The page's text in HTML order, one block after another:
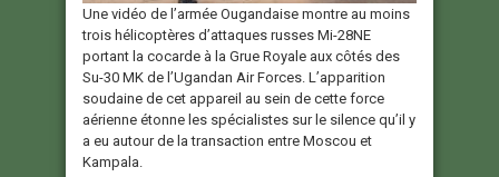
Une vidéo de l’armée Ougandaise montre au moins
trois hélicoptères d’attaques russes Mi-28NE
portant la cocarde à la Grue Royale aux côtés des
Su-30 MK de l’Ugandan Air Forces. L’apparition
soudaine de cet appareil au sein de cette force
aérienne étonne les spécialistes sur le silence qu’il y
a eu autour de la transaction entre Moscou et
Kampala.